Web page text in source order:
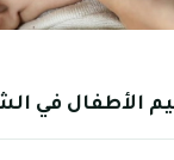
الأطفال في